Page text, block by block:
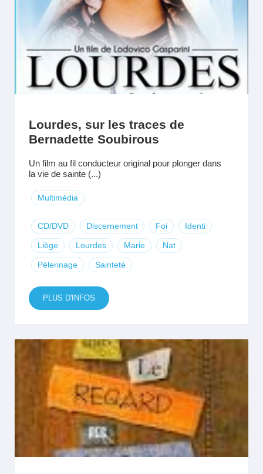
Lourdes, sur les traces de
Bernadette Soubirous
Un film au fil conducteur original pour plonger dans
la vie de sainte (...)
Multimédia
CD/DVD Discernement Foi Identi
Liège Lourdes Marie Nat
Pèlerinage Sainteté
PLUS D'INFOS